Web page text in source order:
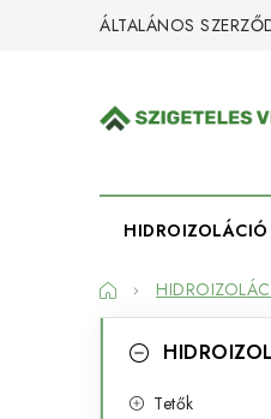
ÁLTALÁNOS
HIDROIZOLÁCIÓ
Kezdőlap
O
átugrása
Tetők